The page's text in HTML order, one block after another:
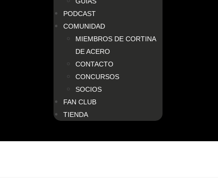
PODCAST
COMUNIDAD
MIEMBROS DE CORTINA
DE ACERO
CONTACTO
CONCURSOS
SOCIOS
FAN CLUB
TIENDA